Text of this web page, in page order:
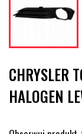
CHRYSLER
HALOGEN